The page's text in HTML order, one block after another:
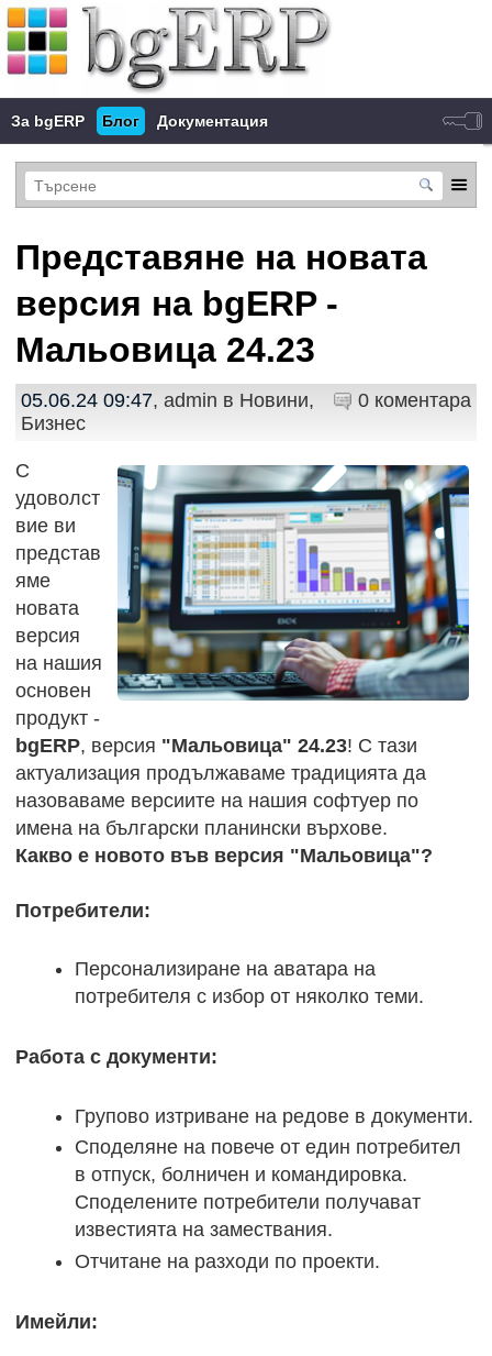
За bgERP Блог Документация
Представяне на новата
версия на bgERP -
Мальовица 24.23
0 коментара
05.06.24 09:47, admin в Новини,
Бизнес
С
удоволст
вие ви
представ
яме
новата
версия
на нашия
основен
продукт -
bgERP, версия "Мальовица" 24.23! С тази
актуализация продължаваме традицията да
назоваваме версиите на нашия софтуер по
имена на български планински върхове.
Какво е новото във версия "Мальовица"?
Потребители:
Персонализиране на аватара на
потребителя с избор от няколко теми.
Работа с документи:
Групово изтриване на редове в документи.
Споделяне на повече от един потребител
в отпуск, болничен и командировка.
Споделените потребители получават
известията на замествания.
Отчитане на разходи по проекти.
Имейли: